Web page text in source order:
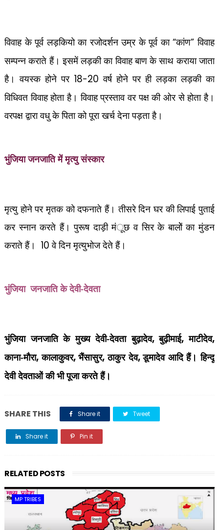
विवाह के पूर्व लड़कियो का रजोदर्शन उम्र के पूर्व का“कांण”विवाह
सम्पन्न कराते हैं। इसमें लड़की का विवाह बाण के साथ कराया जाता
है। वयस्क होने पर 18-20 वर्ष होने पर ही लड़का लड़की का
विधिवत विवाह होता है। विवाह प्रस्ताव वर पक्ष की ओर से होता है।
वरपक्ष द्वारा वधु के पिता को पूरा खर्च देना पड़ता है।
भुंजिया जनजाति मेंमृत्यु संस्कार
मृत्यु होने पर मृतक को दफनाते हैं। तीसरे दिन घर की लिपाई पुताई
कर स्नान करते हैं। पुरूष दाड़ी मंूछ व सिर के बालोें का मुंडन
कराते हैं। 10 वे दिन मृत्युभोज देते हैं।
भुंजिया जनजाति केदेवी-देवता
भुंजिया जनजाति के मुख्य देवी-देवता बुढ़ादेव,बुढ़ीमाई,माटीदेव,
काना-मौरा,कालाकुवर,भैंसासुर,ठाकुर देव,डूमादेव आदि हैं। हिन्दू
देवी देवताओं की भी पूजा करते हैं।
SHARE THIS Share it Tweet
Share it Pin it
RELATED POSTS
MP TRIBES